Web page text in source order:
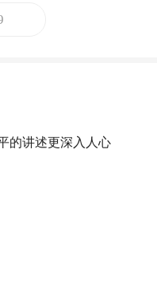
的讲述更深入人心